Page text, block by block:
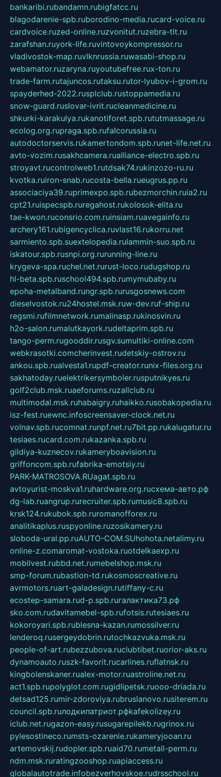
bankaribi.rubandamn.rubigfatcc.ru
blagodarenie-spb.ruborodino-media.rucard-voice.ru
cardvoice.ruzed-online.ruzvonitut.ruzebra-tlt.ru
zarafshan.ruyork-life.ruvintovoykompressor.ru
vladivostok-map.ruvlknrussia.ruwasabi-shop.ru
webamator.ruzaryna.ruyoutubefree.rux-ton.ru
trade-farm.rutajuncos.rutaksu.rutor-lyubov-i-grom.ru
spayderhed-2022.rusplclub.rustoppamedia.ru
snow-guard.ruslovar-ivrit.rucleanmedicine.ru
shkurki-karakulya.rukanotiforet.spb.rututmassage.ru
ecolog.org.rupraga.spb.rufalcorussia.ru
autodoctorservis.rukamertondom.spb.runet-life.net.ru
avto-vozim.rusakhcamera.rualliance-electro.spb.ru
stroyavt.rucontrolweb1.rutdsak74.rukinzozo-ru.ru
kvotka.ruiron-snab.rucosta-bella.rueugrus.pp.ru
associaciya39.ruprimexpo.spb.rubezmorchin.ruia2.ru
cpt21.ruispecspb.ruregahost.rukolosok-elita.ru
tae-kwon.ruconsrio.com.ruinsiam.ruavegainfo.ru
archery161.rubigencyclica.ruvlast16.rukorru.net
sarmiento.spb.suextelopedia.rulammin-suo.spb.ru
iskatour.spb.rusnpi.org.rurunning-line.ru
krygeva-spa.ruchel.net.rurust-loco.rudugshop.ru
hl-beta.spb.ruschool494.spb.rumymubaby.ru
epoha-metalband.rungr.spb.rurusgosnews.com
dieselvostok.ru24hostel.msk.ruw-dev.ruf-ship.ru
regsmi.rufilmnetwork.rumalinasp.rukinosvin.ru
h2o-salon.rumalutkayork.rudeltaprim.spb.ru
tango-perm.rugooddir.rusgv.sumultiki-online.com
webkrasotki.comcherinvest.rudetskiy-ostrov.ru
ankou.spb.rualvesta1.rupdf-creator.runix-files.org.ru
sakhatoday.ruelektrikersymboler.rusputnikyes.ru
golf2club.msk.ruaeforums.ruzallclub.ru
multimodal.msk.ruhabaigry.ruhaikko.rusobakopedia.ru
isz-fest.ruewnc.infoscreensaver-clock.net.ru
volnav.spb.rucomnat.runpf.net.ru7bit.pp.rukalugatur.ru
tesiaes.rucard.com.rukazanka.spb.ru
gildiya-kuznecov.rukameryboavision.ru
griffoncom.spb.rufabrika-emotsiy.ru
PARK-MATROSOVA.RUagat.spb.ru
avtoyurist-moskva1.ruhardware.org.ruсхема-авто.рф
dg-lab.ruangrup.rurecruiter.spb.rumusic8.spb.ru
krsk124.rukubok.spb.ruromanofforex.ru
analitikaplus.ruspyonline.ruzosikamery.ru
sloboda-ural.pp.ruAUTO-COM.SUhohota.netalimy.ru
online-z.comaromat-vostoka.ruotdelkaexp.ru
mobilvest.rubbd.net.rumebelshop.msk.ru
smp-forum.rubastion-td.rukosmoscreative.ru
avrmotors.ruart-galadesign.rutiffany-c.ru
ecostep-samara.rud-p.spb.ruгалактика73.рф
sko.com.rudavitamebel-spb.rufotsis.rutesiaes.ru
kokoroyari.spb.rublesna-kazan.rumossilver.ru
lenderoq.rusergeydobrin.rutochkazvuka.msk.ru
people-of-art.rubezzubova.ruclubtibet.ruorior-aks.ru
dynamoauto.ruszk-favorit.rucarlines.ruflatnsk.ru
kingbolenskaner.rualex-motor.ruastroline.net.ru
act1.spb.rupolyglot.com.rugidlipetsk.ruooo-driada.ru
detsad125.rumir-zdoroviya.rubruslanovo.rusiterem.ru
council.spb.ruлодкипатриот.рфkafekolizey.ru
iclub.net.rugazon-easy.rusugarepilekb.rugrinox.ru
pylesostineco.rumsts-ozarenie.rukameryjooan.ru
artemovskij.rudopler.spb.ruaid70.rumetall-perm.ru
ndm.msk.ruratingzooshop.ruapiaccess.ru
globalautotrade.infobezverhovskoe.rudrsschool.ru